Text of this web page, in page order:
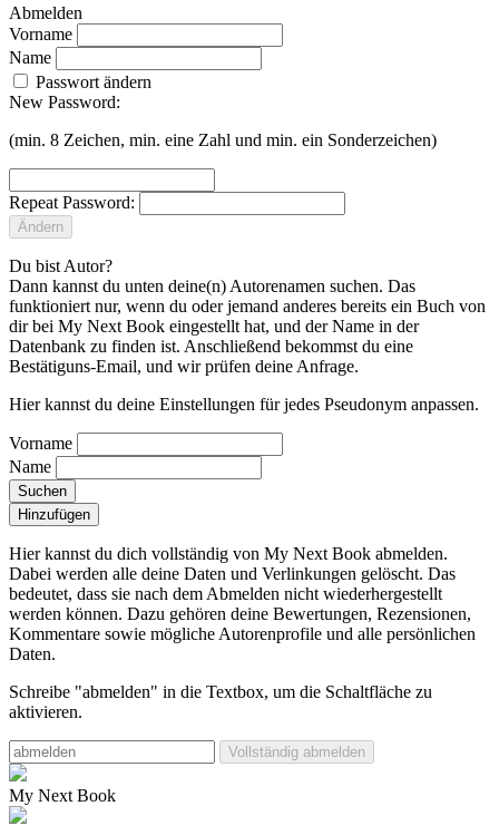
Abmelden
Vorname
Name
Passwort ändern
New Password:
(min. 8 Zeichen, min. eine Zahl und min. ein Sonderzeichen)
Repeat Password:
Ändern
Du bist Autor?
Dann kannst du unten deine(n) Autorenamen suchen. Das
funktioniert nur, wenn du oder jemand anderes bereits ein Buch von
dir bei My Next Book eingestellt hat, und der Name in der
Datenbank zu finden ist. Anschließend bekommst du eine
Bestätiguns-Email, und wir prüfen deine Anfrage.
Hier kannst du deine Einstellungen für jedes Pseudonym anpassen.
Vorname
Name
Suchen
Hinzufügen
Hier kannst du dich vollständig von My Next Book abmelden.
Dabei werden alle deine Daten und Verlinkungen gelöscht. Das
bedeutet, dass sie nach dem Abmelden nicht wiederhergestellt
werden können. Dazu gehören deine Bewertungen, Rezensionen,
Kommentare sowie mögliche Autorenprofile und alle persönlichen
Daten.
Schreibe "abmelden" in die Textbox, um die Schaltfläche zu
aktivieren.
Vollständig abmelden
My Next Book